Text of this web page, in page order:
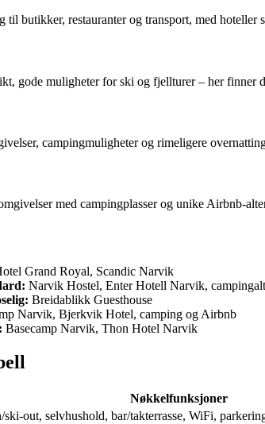
til butikker, restauranter og transport, med
gode muligheter for ski og fjellturer – her
campingmuligheter og rimeligere
med campingplasser og unike Airbnb-
Grand Royal, Scandic Narvik
Narvik Hostel, Enter Hotell Narvik,
Breidablikk Guesthouse
Narvik, Bjerkvik Hotel, camping og Airbnb
Basecamp Narvik, Thon Hotel Narvik
Nøkkelfunksjoner
ski-out, selvhushold, bar/takterrasse, WiFi,